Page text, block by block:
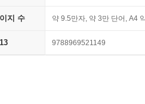
지 수 약 9.5만자, 약 3만 단어, A4
9788969521149